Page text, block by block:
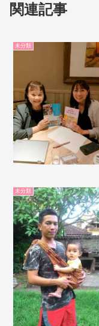
関連記事
未分類
未分類